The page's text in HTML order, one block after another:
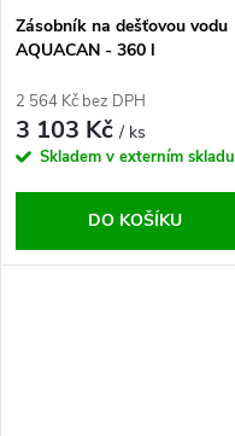
Zásobník na dešťovou vodu
AQUACAN - 360 l
2 564 Kč bez DPH
3 103 Kč/ ks
Skladem v externím skladu
DO KOŠÍKU